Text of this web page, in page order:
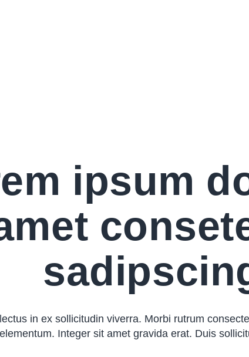
ipsum
in ex sollicitudin viverra. Morbi rutrum
Integer sit amet gravida erat. Duis